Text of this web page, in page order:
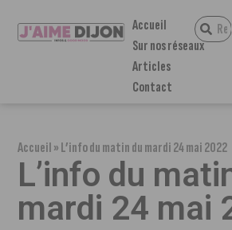
Accueil
Sur nos réseaux
Articles
Contact
Accueil»L’info du matin du mardi 24 mai 2022
L’info du
mardi 24 mai